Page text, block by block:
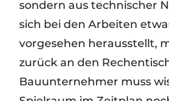
sondern aus technischer
sich bei den Arbeiten
vorgesehen herausstellt,
zurück an den
Bauunternehmer muss